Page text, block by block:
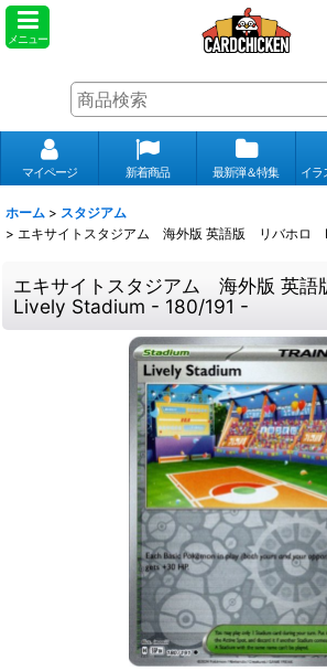
メニュー
マイページ 新着商品 最新弾＆特集 イラ
ホーム > スタジアム
> エキサイトスタジアム 海外版 英語版 リバホロ
エキサイトスタジアム 海外版 英
Lively Stadium - 180/191 -